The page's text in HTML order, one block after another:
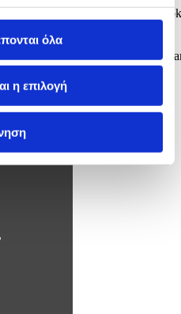
όλα
η επιλογή
at the site of a shooting that took
injured after a former student
Vocational and Technical
killing himself with the same